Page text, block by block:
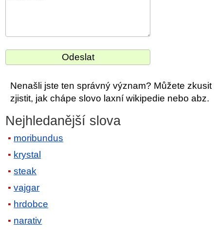
Nenašli jste ten správný význam? Můžete zkusit
zjistit, jak chápe slovo laxní wikipedie nebo abz.
Nejhledanější slova
moribundus
krystal
steak
vajgar
hrdobce
narativ